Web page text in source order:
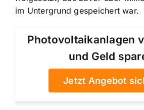
im Untergrund gespeichert war.
Photovoltaikanlagen
und Geld
Jetzt Angebot